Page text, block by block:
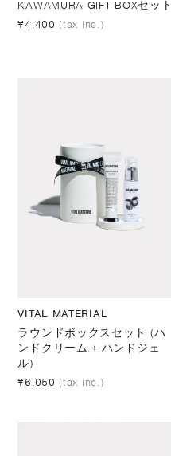
KAWAMURA GIFT BOXセット
¥4,400 (tax inc.)
VITAL MATERIAL
ラウンドボックスセット (ハ
ンドクリーム + ハンドジェ
ル)
¥6,050 (tax inc.)